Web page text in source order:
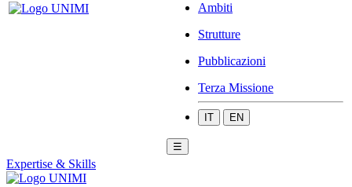
Ambiti
Strutture
Pubblicazioni
Terza Missione
IT EN
☰
Expertise & Skills